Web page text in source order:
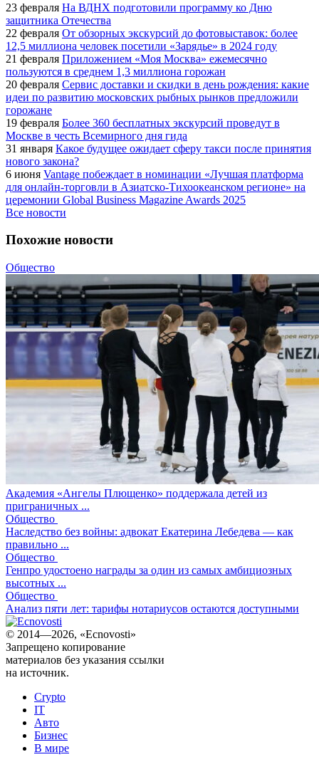
23 февраля На ВДНХ подготовили программу ко Дню
защитника Отечества
22 февраля От обзорных экскурсий до фотовыставок: более
12,5 миллиона человек посетили «Зарядье» в 2024 году
21 февраля Приложением «Моя Москва» ежемесячно
пользуются в среднем 1,3 миллиона горожан
20 февраля Сервис доставки и скидки в день рождения: какие
идеи по развитию московских рыбных рынков предложили
горожане
19 февраля Более 360 бесплатных экскурсий проведут в
Москве в честь Всемирного дня гида
31 января Какое будущее ожидает сферу такси после принятия
нового закона?
6 июня Vantage побеждает в номинации «Лучшая платформа
для онлайн-торговли в Азиатско-Тихоокеанском регионе» на
церемонии Global Business Magazine Awards 2025
Все новости
Похожие новости
Общество
Академия «Ангелы Плющенко» поддержала детей из
приграничных ...
Общество
Наследство без войны: адвокат Екатерина Лебедева — как
правильно ...
Общество
Генпро удостоено награды за один из самых амбициозных
высотных ...
Общество
Анализ пяти лет: тарифы нотариусов остаются доступными
© 2014—2026, «Ecnovosti»
Запрещено копирование
материалов без указания ссылки
на источник.
Crypto
IT
Авто
Бизнес
В мире